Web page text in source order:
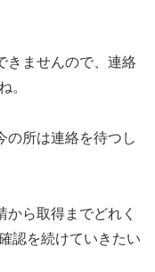
きませんので、連絡
。
の所は連絡を待つし
ら取得までどれく
認を続けていきたい